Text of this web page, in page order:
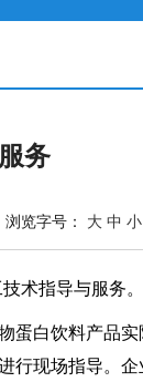
务
浏览字号： 大 中 小
术指导与服务。
蛋白饮料产品
行现场指导。